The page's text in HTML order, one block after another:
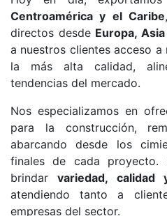
Centroamérica y el Caribe
directos desde Europa,
a nuestros clientes acceso
la más alta calidad,
tendencias del mercado.
Nos especializamos en
para la construcción,
abarcando desde los
finales de cada proyecto.
brindarvariedad, calidad
atendiendo tanto a
empresas del sector.